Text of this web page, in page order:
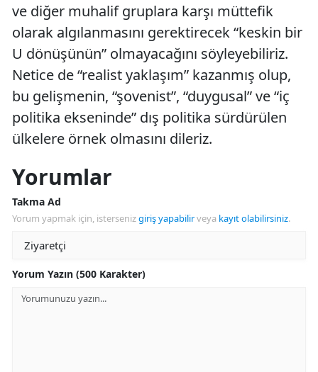
ve diğer muhalif gruplara karşı müttefik
olarak algılanmasını gerektirecek “keskin bir
U dönüşünün” olmayacağını söyleyebiliriz.
Netice de “realist yaklaşım” kazanmış olup,
bu gelişmenin, “şovenist”, “duygusal” ve “iç
politika ekseninde” dış politika sürdürülen
ülkelere örnek olmasını dileriz.
Yorumlar
Takma Ad
Yorum yapmak için, istersenizgiriş yapabilirveya kayıt olabilirsiniz.
Yorum Yazın (500 Karakter)